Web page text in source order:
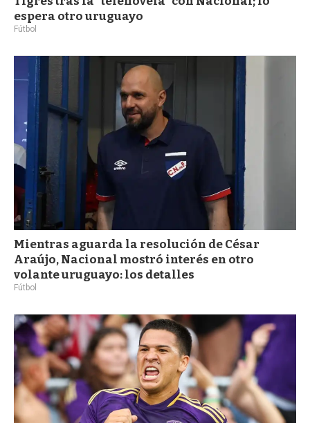
espera otro uruguayo
Fútbol
Mientras aguarda la resolución de César
Araújo, Nacional mostró interés en otro
volante uruguayo: los detalles
Fútbol